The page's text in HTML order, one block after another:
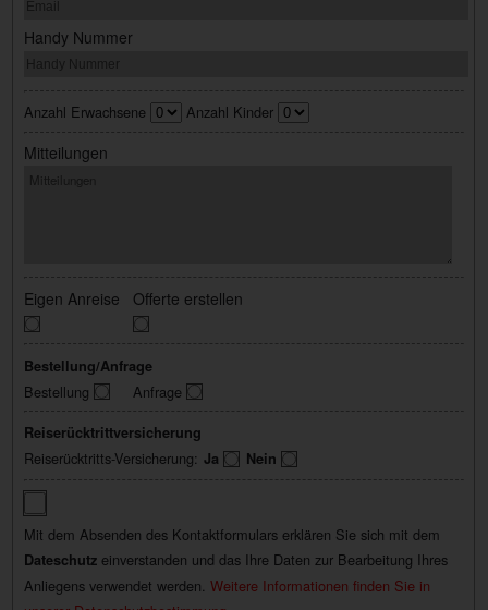
Handy Nummer
Anzahl Erwachsene Anzahl Kinder
Mitteilungen
Eigen Anreise Offerte erstellen
Bestellung/Anfrage
Bestellung Anfrage
Reiserücktrittversicherung
Reiserücktritts-Versicherung: Ja Nein
Mit dem Absenden des Kontaktformulars erklären Sie sich mit dem
Dateschutzeinverstanden und das Ihre Daten zur Bearbeitung Ihres
Anliegens verwendet werden. Weitere Informationen finden Sie in